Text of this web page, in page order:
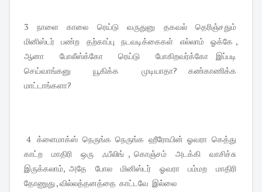
3 நாளை காலை ரெய்டு வருதுனு தகவல் தெரிஞ்சதும்
மினிஸ்டர் பண்ற தற்காப்பு நடவடிக்கைகள் எல்லாம் ஓக்கே ,
ஆனா போலீஸ்க்கோ ரெய்டு போகிறவர்க்கோ இப்படி
செய்வாங்கனு யூகிக்க முடியாதா? கண்காணிக்க
மாட்டாங்களா?
4 க்ளைமாக்ஸ் நெருங்க நெருங்க ஹீரோயின் ஓவரா கெத்து
காட்ற மாதிரி ஒரு ஃபீலிங் , கொஞ்சம் அடக்கி வாசிச்சு
இருக்கலாம், அதே போல மினிஸ்டர் ஓவரா பம்மற மாதிரி
தோணுது , வில்லத்தனத்தை காட்டவே இல்லை